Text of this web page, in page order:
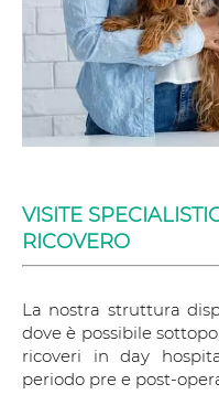
VISITE
RICOVERO
La nostra struttura
dove è possibile
ricoveri in day
periodo pre e post-